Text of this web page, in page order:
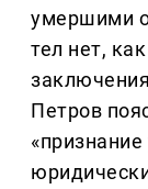
умершими
тел нет,
Петров